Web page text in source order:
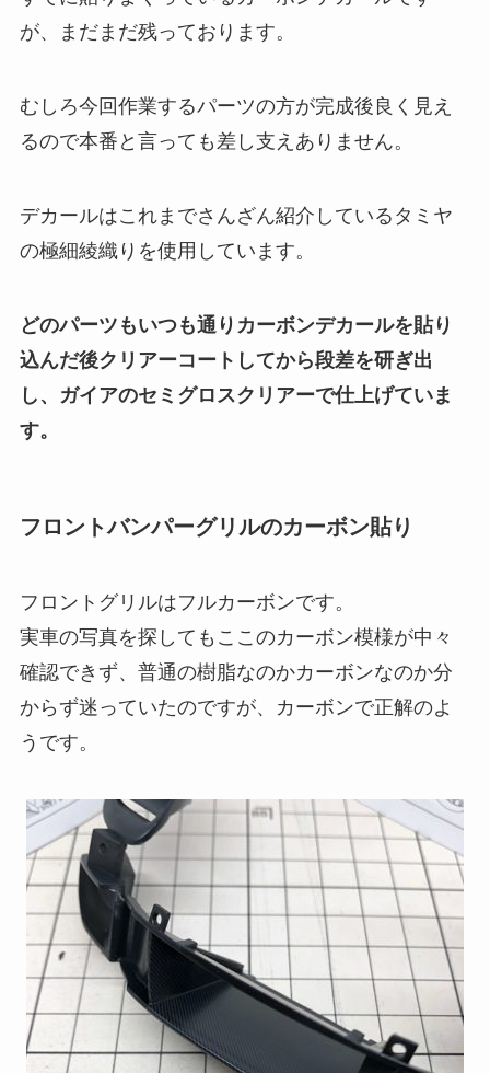
が、まだまだ残っております。
むしろ今回作業するパーツの方が完成後良く見え
るので本番と言っても差し支えありません。
デカールはこれまでさんざん紹介しているタミヤ
の極細綾織りを使用しています。
どのパーツもいつも通りカーボンデカールを貼り
込んだ後クリアーコートしてから段差を研ぎ出
し、ガイアのセミグロスクリアーで仕上げていま
す。
フロントバンパーグリルのカーボン貼り
フロントグリルはフルカーボンです。
実車の写真を探してもここのカーボン模様が中々
確認できず、普通の樹脂なのかカーボンなのか分
からず迷っていたのですが、カーボンで正解のよ
うです。